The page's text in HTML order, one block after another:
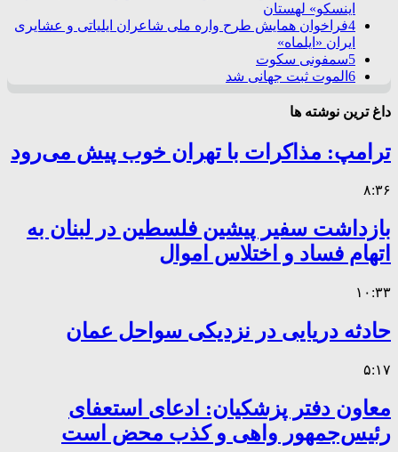
اینسکو» لهستان
4فراخوان همایش طرح واره ملی شاعران ایلیاتی و عشایری
ایران «ایلماه»
5سمفونی سکوت
6 الموت ثبت جهانی شد
داغ ترین نوشته ها
ترامپ: مذاکرات با تهران خوب پیش می‌رود
۸:۳۶
بازداشت سفیر پیشین فلسطین در لبنان به
اتهام فساد و اختلاس اموال
۱۰:۳۳
حادثه دریایی در نزدیکی سواحل عمان
۵:۱۷
معاون دفتر پزشکیان: ادعای استعفای
رئیس‌جمهور واهی و کذب محض است